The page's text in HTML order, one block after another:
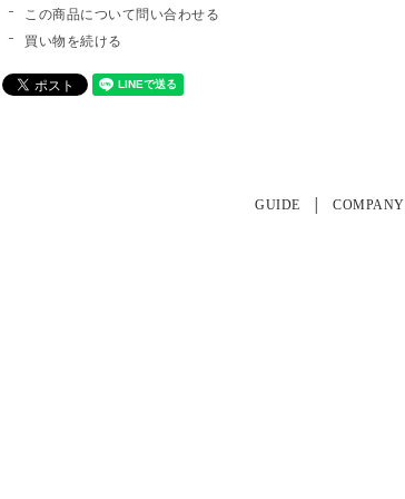
この商品について問い合わせる
買い物を続ける
GUIDE COMPANY